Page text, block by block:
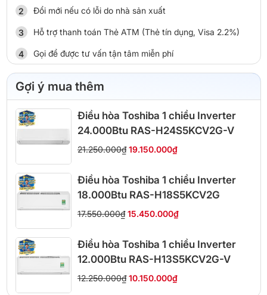
Đổi mới nếu có lỗi do nhà sản xuất
Hỗ trợ thanh toán Thẻ ATM (Thẻ tín dụng, Visa 2.2%)
Gọi để được tư vấn tận tâm miễn phí
Gợi ý mua thêm
Điều hòa Toshiba 1 chiều Inverter
24.000Btu RAS-H24S5KCV2G-V
21.250.000₫ 19.150.000₫
Điều hòa Toshiba 1 chiều Inverter
18.000Btu RAS-H18S5KCV2G
17.550.000₫ 15.450.000₫
Điều hòa Toshiba 1 chiều Inverter
12.000Btu RAS-H13S5KCV2G-V
12.250.000₫ 10.150.000₫